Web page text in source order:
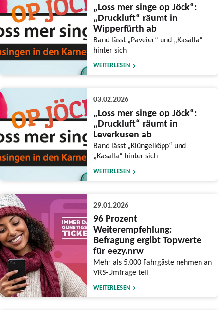
„Loss mer singe op Jöck“:
„Druckluft“ räumt in
Wipperfürth ab
Band lässt „Paveier“ und „Kasalla“
hinter sich
WEITERLESEN
03.02.2026
„Loss mer singe op Jöck“:
„Druckluft“ räumt in
Leverkusen ab
Band lässt „Klüngelköpp“ und
„Kasalla“ hinter sich
WEITERLESEN
29.01.2026
96 Prozent
Weiterempfehlung:
Befragung ergibt Topwerte
für eezy.nrw
Mehr als 5.000 Fahrgäste nehmen an
VRS-Umfrage teil
WEITERLESEN